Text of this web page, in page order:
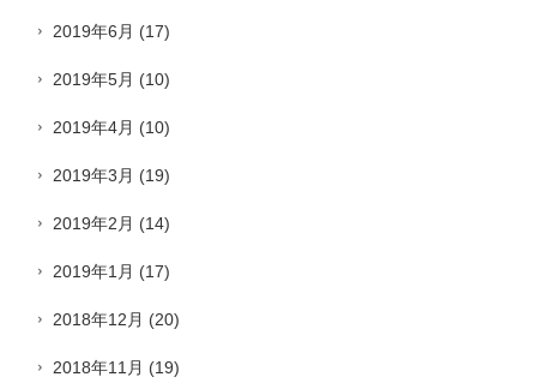
2019年6月 (17)
2019年5月 (10)
2019年4月 (10)
2019年3月 (19)
2019年2月 (14)
2019年1月 (17)
2018年12月 (20)
2018年11月 (19)